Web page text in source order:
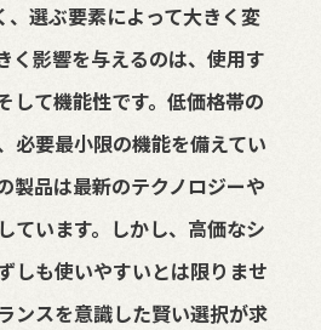
、選ぶ要素によって大きく変
く影響を与えるのは、使用す
して機能性です。低価格帯の
必要最小限の機能を備えてい
製品は最新のテクノロジーや
ています。しかし、高価なシ
しも使いやすいとは限りませ
ンスを意識した賢い選択が求